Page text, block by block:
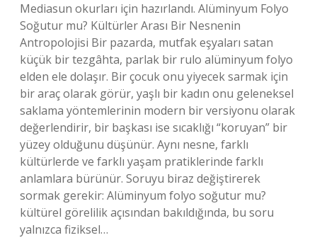
Mediasun okurları için hazırlandı. Alüminyum Folyo
Soğutur mu? Kültürler Arası Bir Nesnenin
Antropolojisi Bir pazarda, mutfak eşyaları satan
küçük bir tezgâhta, parlak bir rulo alüminyum folyo
elden ele dolaşır. Bir çocuk onu yiyecek sarmak için
bir araç olarak görür, yaşlı bir kadın onu geleneksel
saklama yöntemlerinin modern bir versiyonu olarak
değerlendirir, bir başkası ise sıcaklığı “koruyan” bir
yüzey olduğunu düşünür. Aynı nesne, farklı
kültürlerde ve farklı yaşam pratiklerinde farklı
anlamlara bürünür. Soruyu biraz değiştirerek
sormak gerekir: Alüminyum folyo soğutur mu?
kültürel görelilik açısından bakıldığında, bu soru
yalnızca fiziksel…